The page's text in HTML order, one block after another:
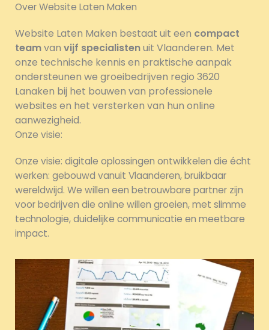
Over Website Laten Maken
Website Laten Maken bestaat uit een compact
teamvan vijf specialistenuit Vlaanderen. Met
onze technische kennis en praktische aanpak
ondersteunen we groeibedrijven regio 3620
Lanaken bij het bouwen van professionele
websites en het versterken van hun online
aanwezigheid.
Onze visie:
Onze visie: digitale oplossingen ontwikkelen die écht
werken: gebouwd vanuit Vlaanderen, bruikbaar
wereldwijd. We willen een betrouwbare partner zijn
voor bedrijven die online willen groeien, met slimme
technologie, duidelijke communicatie en meetbare
impact.